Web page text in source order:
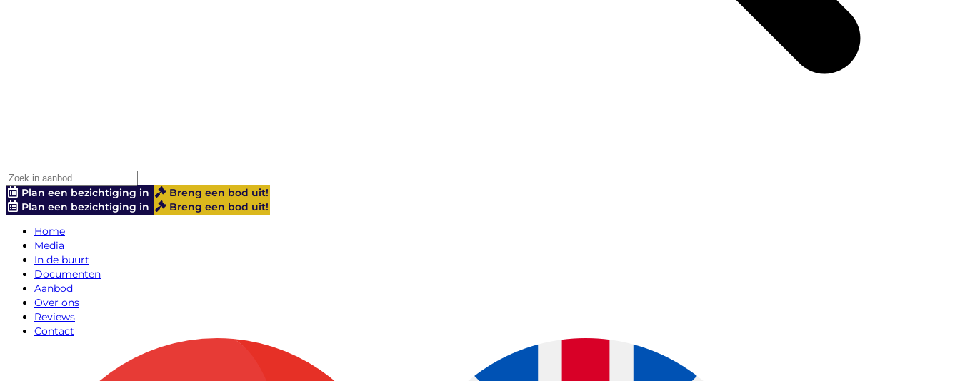
Plan een bezichtiging in
Breng een bod uit!
Plan een bezichtiging in
Breng een bod uit!
Home
Media
In de buurt
Documenten
Aanbod
Over ons
Reviews
Contact